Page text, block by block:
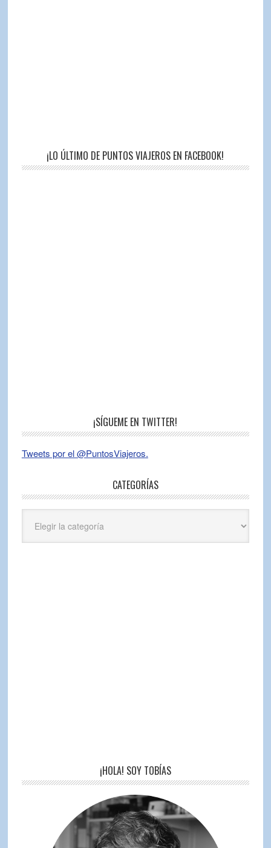
¡LO ÚLTIMO DE PUNTOS VIAJEROS EN FACEBOOK!
¡SÍGUEME EN TWITTER!
Tweets por el @PuntosViajeros.
CATEGORÍAS
¡HOLA! SOY TOBÍAS